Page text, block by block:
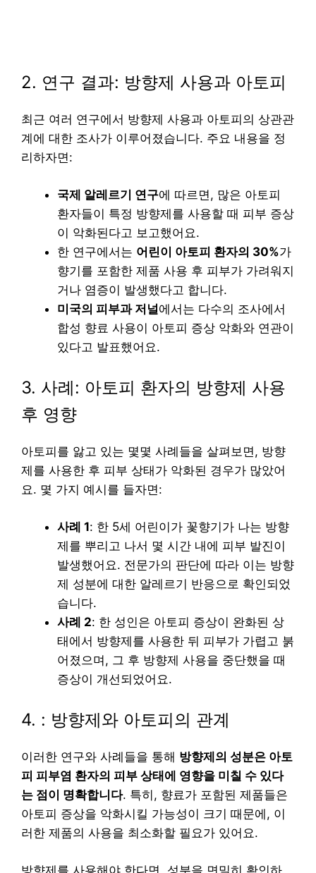
2. 연구 결과: 방향제 사용과 아토피
최근 여러 연구에서 방향제 사용과 아토피의 상관관
계에 대한 조사가 이루어졌습니다. 주요 내용을 정
리하자면:
국제 알레르기 연구에 따르면, 많은 아토피
환자들이 특정 방향제를 사용할 때 피부 증상
이 악화된다고 보고했어요.
한 연구에서는 어린이 아토피 환자의 30%가
향기를 포함한 제품 사용 후 피부가 가려워지
거나 염증이 발생했다고 합니다.
미국의 피부과 저널에서는 다수의 조사에서
합성 향료 사용이 아토피 증상 악화와 연관이
있다고 발표했어요.
3. 사례: 아토피 환자의 방향제 사용
후 영향
아토피를 앓고 있는 몇몇 사례들을 살펴보면, 방향
제를 사용한 후 피부 상태가 악화된 경우가 많았어
요. 몇 가지 예시를 들자면:
사례 1: 한 5세 어린이가 꽃향기가 나는 방향
제를 뿌리고 나서 몇 시간 내에 피부 발진이
발생했어요. 전문가의 판단에 따라 이는 방향
제 성분에 대한 알레르기 반응으로 확인되었
습니다.
사례 2: 한 성인은 아토피 증상이 완화된 상
태에서 방향제를 사용한 뒤 피부가 가렵고 붉
어졌으며, 그 후 방향제 사용을 중단했을 때
증상이 개선되었어요.
4. : 방향제와 아토피의 관계
이러한 연구와 사례들을 통해 방향제의 성분은 아토
피 피부염 환자의 피부 상태에 영향을 미칠 수 있다
는 점이 명확합니다. 특히, 향료가 포함된 제품들은
아토피 증상을 악화시킬 가능성이 크기 때문에, 이
러한 제품의 사용을 최소화할 필요가 있어요.
방향제를 사용해야 한다면, 성분을 면밀히 확인하